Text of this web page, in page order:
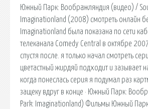
Южный Парк: Воображляндия (видео) /
Imaginationland (2008) смотреть онлайн
Imaginationland была показана по сети
телеканала Comedy Central в октябре
спустя после. я только начал смотреть
цветастный жирдяй подходит и зазывает
когда понеслась серия я подумал раз
защеку вдруг в конце · Южный Парк:
Park: Imaginationland) Фильмы Южный